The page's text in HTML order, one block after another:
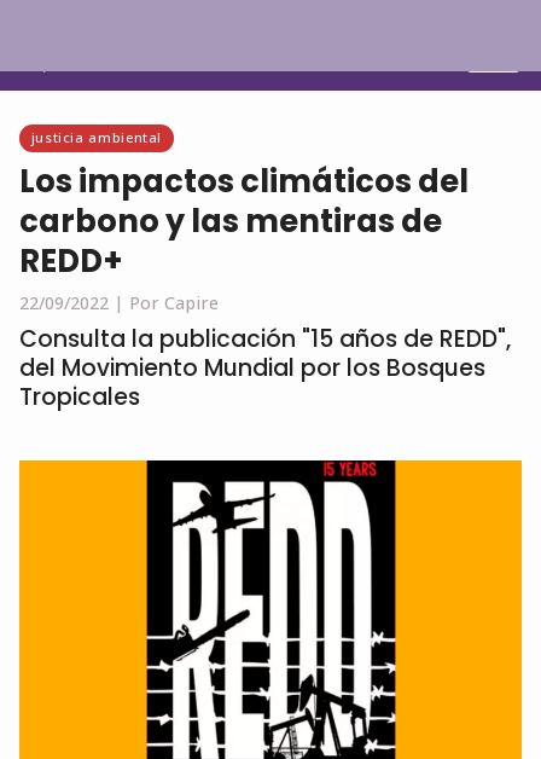
justicia ambiental
Los impactos climáticos del
carbono y las mentiras de
REDD+
22/09/2022 | Por Capire
Consulta la publicación "15 años de REDD",
del Movimiento Mundial por los Bosques
Tropicales